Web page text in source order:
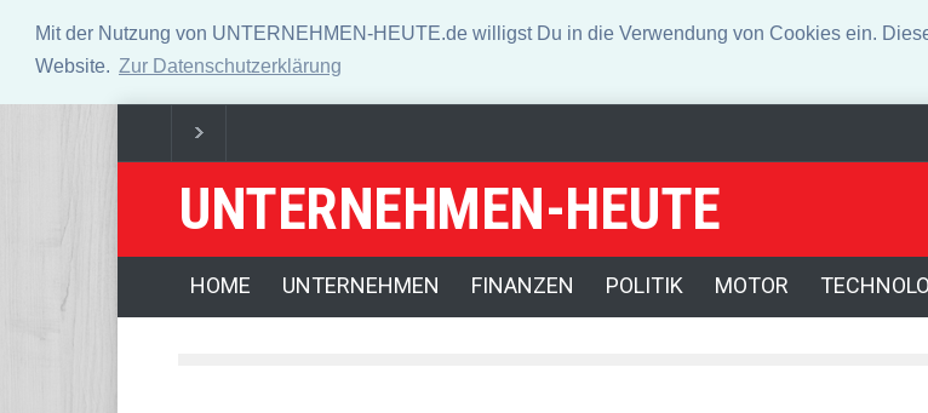
Mit der Nutzung von UNTERNEHMEN-HEUTE.de willigst Du in die Verwendung von Cookies ein.
Website. Zur Datenschutzerklärung
US-Börsen lassen nach - Ölpreis steigt kräftig Angeklagter wegen Auto-Anschlag in München zu
UNTERNEHMEN-HEUTE
HOME UNTERNEHMEN FINANZEN POLITIK MOTOR